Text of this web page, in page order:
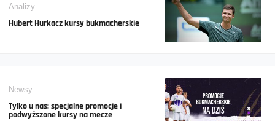
Analizy
Hubert Hurkacz kursy bukmacherskie
Newsy
Tylko u nas: specjalne promocje i
podwyższone kursy na mecze